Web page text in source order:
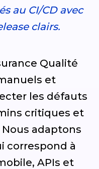
au CI/CD avec
clairs.
Qualité
et
les défauts
critiques et
adaptons
correspond à
APIs et